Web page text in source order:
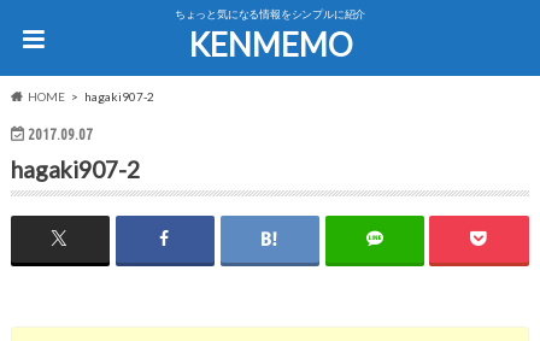
ちょっと気になる情報をシンプルに紹介
KENMEMO
HOME hagaki907-2
2017.09.07
hagaki907-2